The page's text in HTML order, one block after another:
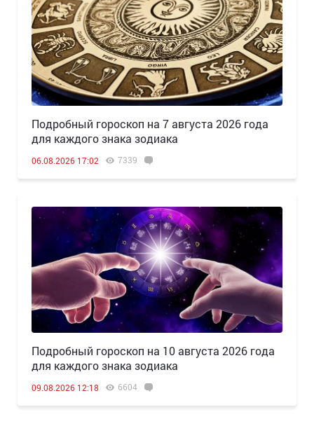
Подробный гороскоп на 7 августа 2026 года
для каждого знака зодиака
06.08.2026 17:02 7339
Подробный гороскоп на 10 августа 2026 года
для каждого знака зодиака
09.08.2026 12:18 6604